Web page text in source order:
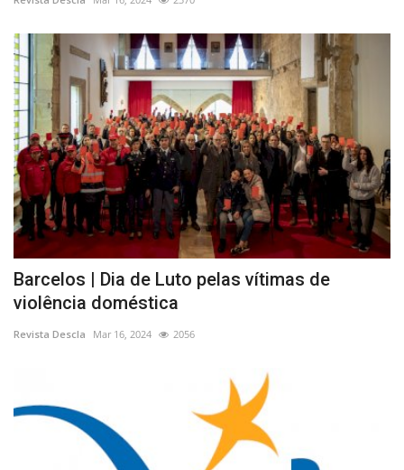
Barcelos | Dia de Luto pelas vítimas de
violência doméstica
Revista Descla Mar 16, 2024 2056